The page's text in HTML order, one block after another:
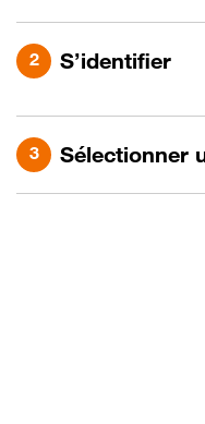
S’identifier
Sélectionner